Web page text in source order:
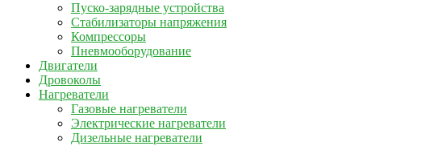
Пуско-зарядные устройства
Стабилизаторы напряжения
Компрессоры
Пневмооборудование
Двигатели
Дровоколы
Нагреватели
Газовые нагреватели
Электрические нагреватели
Дизельные нагреватели